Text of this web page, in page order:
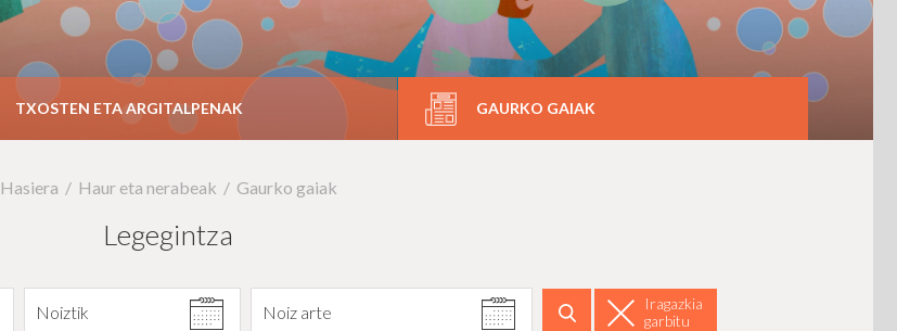
TXOSTEN ETA ARGITALPENAK GAURKO GAIAK
Hasiera Haur eta nerabeak Gaurko gaiak
Legegintza
Datarekiko filtratu
Noiztik Noiz arte
Iragazkia
garbitu